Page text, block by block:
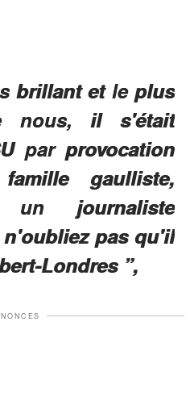
brillant et le plus
nous, il s'était
par provocation
gaulliste,
journaliste
pas qu'il
Londres ”,